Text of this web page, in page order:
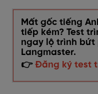
Mất gốc tiếng
tiếp kém? Test
ngay lộ trình
Langmaster.
👉 Đăng ký test